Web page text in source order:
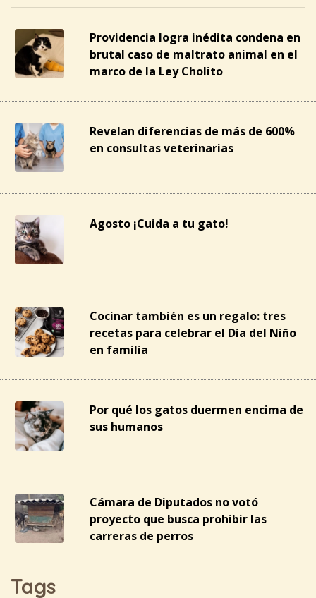
Providencia logra inédita condena en
brutal caso de maltrato animal en el
marco de la Ley Cholito
Revelan diferencias de más de 600%
en consultas veterinarias
Agosto ¡Cuida a tu gato!
Cocinar también es un regalo: tres
recetas para celebrar el Día del Niño
en familia
Por qué los gatos duermen encima de
sus humanos
Cámara de Diputados no votó
proyecto que busca prohibir las
carreras de perros
Tags